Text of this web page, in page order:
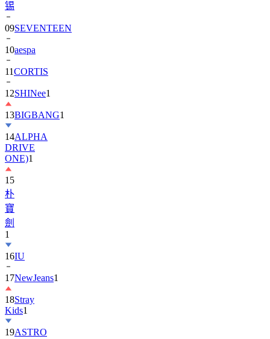
锡
09SEVENTEEN
10aespa
11CORTIS
12SHINee1
13BIGBANG1
14ALPHA
DRIVE
ONE)1
15
朴
寶
劍
1
16IU
17NewJeans1
18Stray
Kids1
19ASTRO